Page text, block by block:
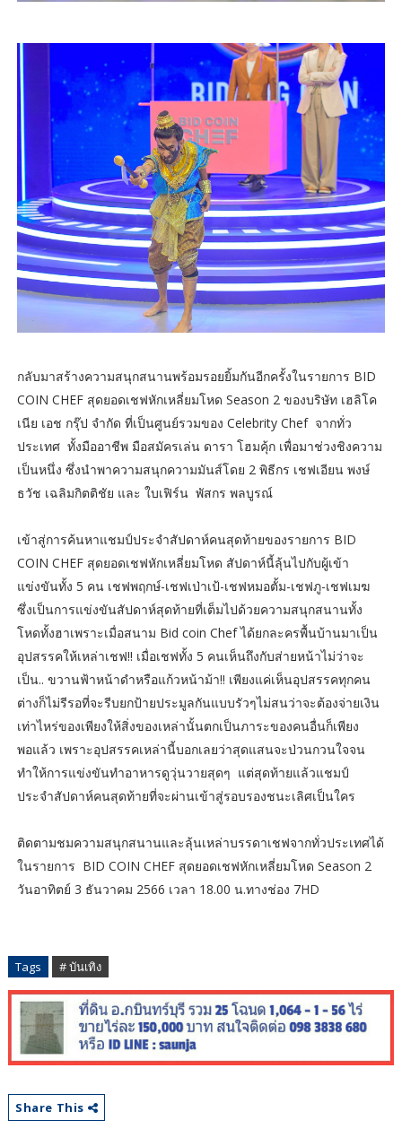
กลับมาสร้างความสนุกสนานพร้อมรอยยิ้มกันอีกครั้งในรายการ BID
COIN CHEF สุดยอดเชฟหักเหลี่ยมโหด Season 2 ของบริษัท เฮลิโค
เนีย เอช กรุ๊ป จำกัด ที่เป็นศูนย์รวมของ Celebrity Chef จากทั่ว
ประเทศ ทั้งมืออาชีพ มือสมัครเล่น ดารา โฮมคุ้ก เพื่อมาช่วงชิงความ
เป็นหนึ่ง ซึ่งนำพาความสนุกความมันส์โดย 2 พิธีกร เชฟเอียน พงษ์
ธวัช เฉลิมกิตติชัย และ ใบเฟิร์น พัสกร พลบูรณ์
เข้าสู่การค้นหาแชมป์ประจำสัปดาห์คนสุดท้ายของรายการ BID
COIN CHEF สุดยอดเชฟหักเหลี่ยมโหด สัปดาห์นี้ลุ้นไปกับผู้เข้า
แข่งขันทั้ง 5 คน เชฟพฤกษ์-เชฟเป่าเป้-เชฟหมอตั้ม-เชฟภู-เชฟเมฆ
ซึ่งเป็นการแข่งขันสัปดาห์สุดท้ายที่เต็มไปด้วยความสนุกสนานทั้ง
โหดทั้งฮาเพราะเมื่อสนาม Bid coin Chef ได้ยกละครพื้นบ้านมาเป็น
อุปสรรคให้เหล่าเชฟ!! เมื่อเชฟทั้ง 5 คนเห็นถึงกับส่ายหน้าไม่ว่าจะ
เป็น.. ขวานฟ้าหน้าดำหรือแก้วหน้าม้า!! เพียงแค่เห็นอุปสรรคทุกคน
ต่างก็ไม่รีรอที่จะรีบยกป้ายประมูลกันแบบรัวๆไม่สนว่าจะต้องจ่ายเงิน
เท่าไหร่ของเพียงให้สิ่งของเหล่านั้นตกเป็นภาระของคนอื่นก็เพียง
พอแล้ว เพราะอุปสรรคเหล่านี้บอกเลยว่าสุดแสนจะป่วนกวนใจจน
ทำให้การแข่งขันทำอาหารดูวุ่นวายสุดๆ แต่สุดท้ายแล้วแชมป์
ประจำสัปดาห์คนสุดท้ายที่จะผ่านเข้าสู่รอบรองชนะเลิศเป็นใคร
ติดตามชมความสนุกสนานและลุ้นเหล่าบรรดาเชฟจากทั่วประเทศได้
ในรายการ BID COIN CHEF สุดยอดเชฟหักเหลี่ยมโหด Season 2
วันอาทิตย์ 3 ธันวาคม 2566 เวลา 18.00 น.ทางช่อง 7HD
Tags # บันเทิง
Share This